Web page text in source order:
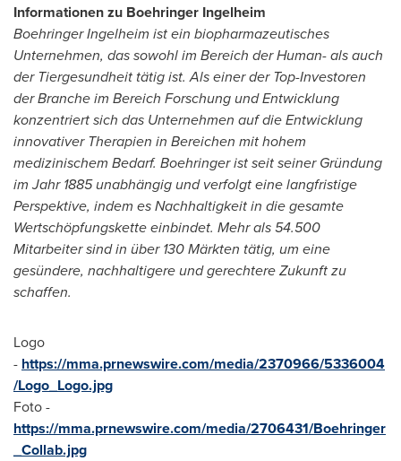
Informationen zu Boehringer Ingelheim
Boehringer Ingelheim ist ein biopharmazeutisches
Unternehmen, das sowohl im Bereich der Human- als auch
der Tiergesundheit tätig ist. Als einer der Top-Investoren
der Branche im Bereich Forschung und Entwicklung
konzentriert sich das Unternehmen auf die Entwicklung
innovativer Therapien in Bereichen mit hohem
medizinischem Bedarf. Boehringer ist seit seiner Gründung
im Jahr 1885 unabhängig und verfolgt eine langfristige
Perspektive, indem es Nachhaltigkeit in die gesamte
Wertschöpfungskette einbindet. Mehr als 54.500
Mitarbeiter sind in über 130 Märkten tätig, um eine
gesündere, nachhaltigere und gerechtere Zukunft zu
schaffen.
Logo
- https://mma.prnewswire.com/media/2370966/5336004
/Logo_Logo.jpg
Foto -
https://mma.prnewswire.com/media/2706431/Boehringer
_Collab.jpg